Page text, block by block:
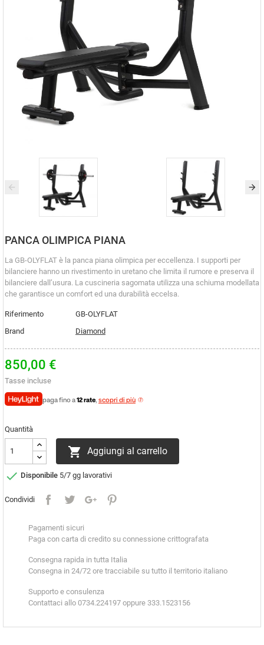
PANCA OLIMPICA PIANA
La GB-OLYFLAT è la panca piana olimpica per eccellenza. I supporti per
bilanciere hanno un rivestimento in uretano che limita il rumore e preserva il
bilanciere dall’usura. La cuscineria sagomata utilizza una schiuma modellata
che garantisce un comfort ed una durabilità eccelsa.
Riferimento
GB-OLYFLAT
Brand
Diamond
850,00 €
Tasse incluse
paga fino a12 rate, scopri di più
Quantità
 Aggiungi al carrello
 Disponibile 5/7 gg lavorativi
Condividi
Pagamenti sicuri
Paga con carta di credito su connessione crittografata
Consegna rapida in tutta Italia
Consegna in 24/72 ore tracciabile su tutto il territorio italiano
Supporto e consulenza
Contattaci allo 0734.224197 oppure 333.1523156